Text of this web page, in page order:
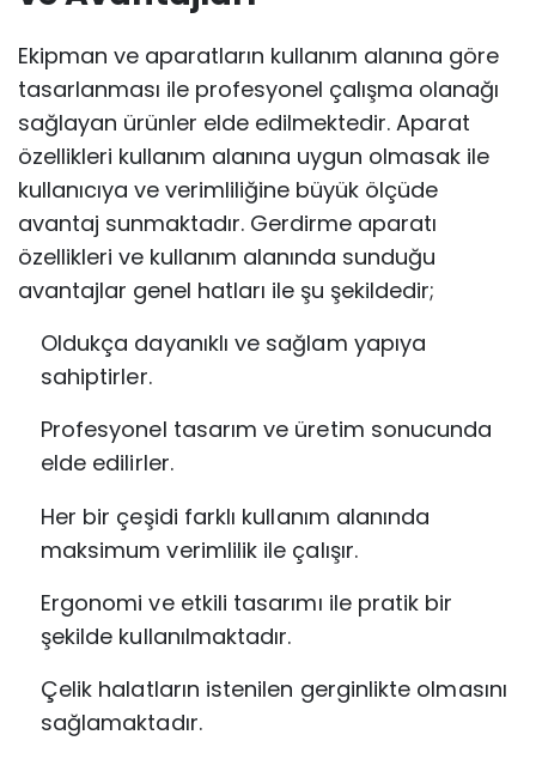
Ekipman ve aparatların kullanım alanına göre
tasarlanması ile profesyonel çalışma olanağı
sağlayan ürünler elde edilmektedir. Aparat
özellikleri kullanım alanına uygun olmasak ile
kullanıcıya ve verimliliğine büyük ölçüde
avantaj sunmaktadır. Gerdirme aparatı
özellikleri ve kullanım alanında sunduğu
avantajlar genel hatları ile şu şekildedir;
Oldukça dayanıklı ve sağlam yapıya
sahiptirler.
Profesyonel tasarım ve üretim sonucunda
elde edilirler.
Her bir çeşidi farklı kullanım alanında
maksimum verimlilik ile çalışır.
Ergonomi ve etkili tasarımı ile pratik bir
şekilde kullanılmaktadır.
Çelik halatların istenilen gerginlikte olmasını
sağlamaktadır.